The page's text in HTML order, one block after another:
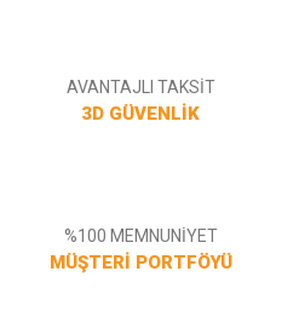
AVANTAJLI TAKSİT
3D GÜVENLİK
%100 MEMNUNİYET
MÜŞTERİ PORTFÖYÜ